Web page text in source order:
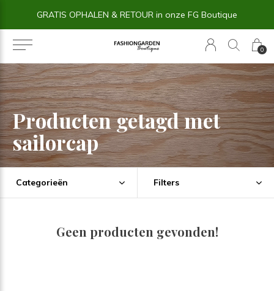
0
GRATIS OPHALEN & RETOUR in onze FG Boutique
Producten getagd met
sailorcap
Categorieën Filters
Geen producten gevonden!